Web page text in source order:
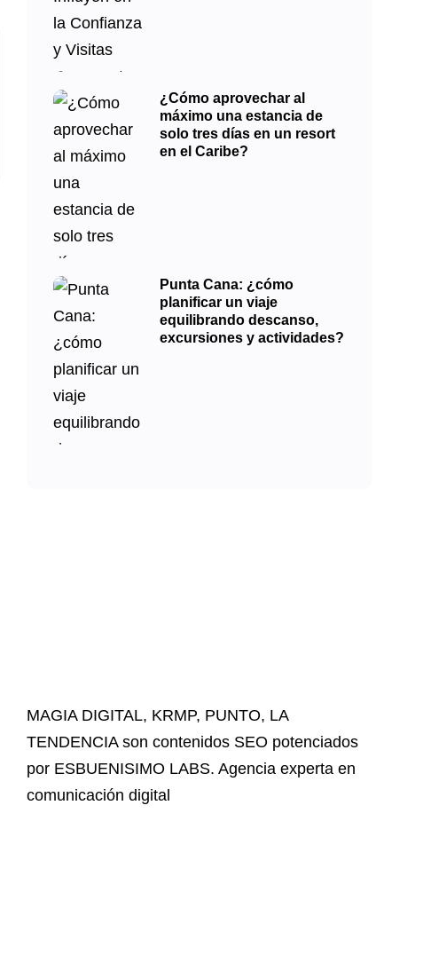
¿Cómo aprovechar al
máximo una estancia de
solo tres días en un resort
en el Caribe?
Punta Cana: ¿cómo
planificar un viaje
equilibrando descanso,
excursiones y actividades?
MAGIA DIGITAL, KRMP, PUNTO, LA
TENDENCIAson contenidos SEO potenciados
por ESBUENISIMO LABS. Agencia experta en
comunicación digital